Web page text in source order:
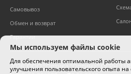
Самовывоз
Обмен и возврат
Гарантии
2026,ООО "Оптика "Оптима"ОГРН
Мы используем файлы cookie
Для обеспечения оптимальной работы
улучшения пользовательского опыта на